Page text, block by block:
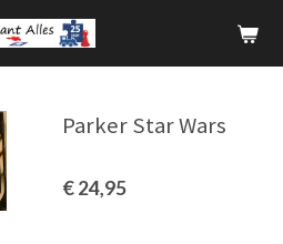
Parker Star Wars
€ 24,95